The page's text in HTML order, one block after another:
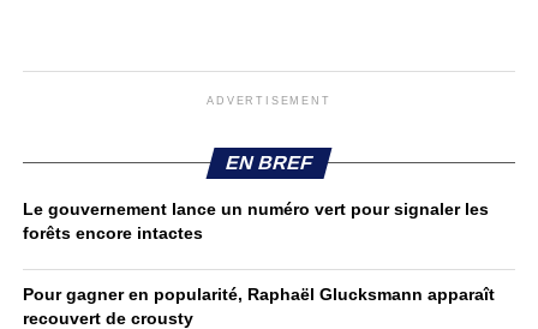
ADVERTISEMENT
EN BREF
Le gouvernement lance un numéro vert pour signaler les
forêts encore intactes
Pour gagner en popularité, Raphaël Glucksmann apparaît
recouvert de crousty